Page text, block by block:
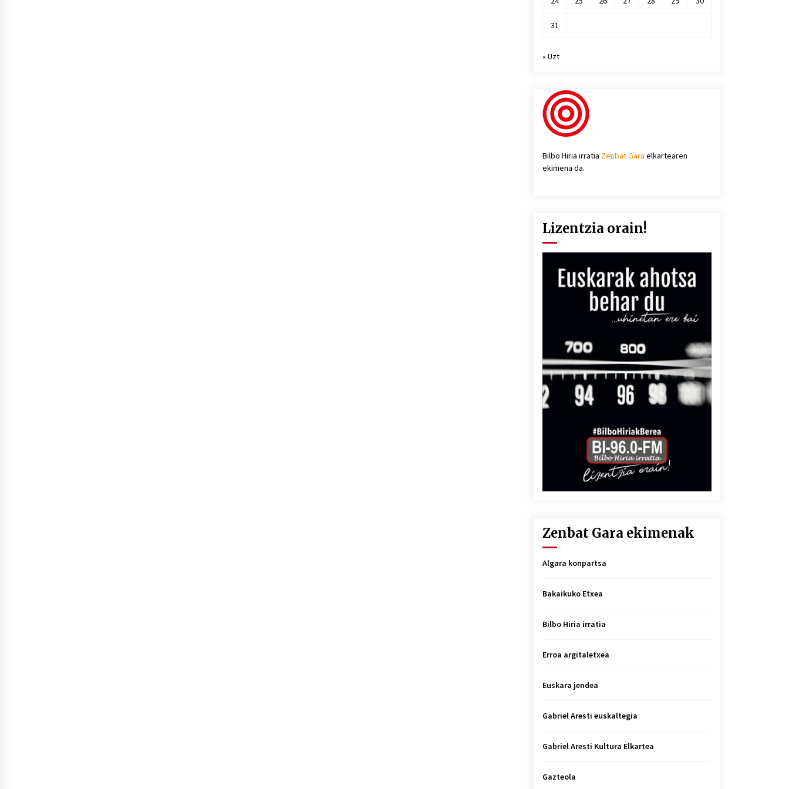
31
« Uzt
Bilbo Hiria irratia Zenbat Gara elkartearen
ekimena da.
Lizentzia orain!
Zenbat Gara ekimenak
Algara konpartsa
Bakaikuko Etxea
Bilbo Hiria irratia
Erroa argitaletxea
Euskara jendea
Gabriel Aresti euskaltegia
Gabriel Aresti Kultura Elkartea
Gazteola